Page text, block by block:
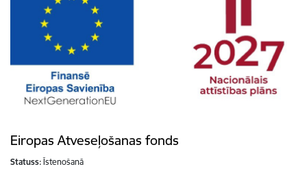
Eiropas Atveseļošanas fonds
Statuss: Īstenošanā